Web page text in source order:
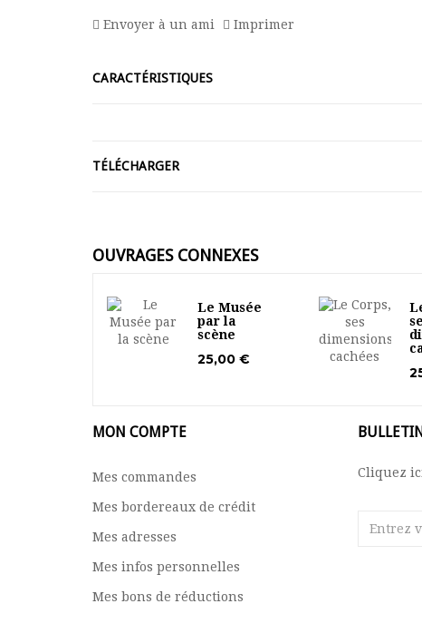
Envoyer à un ami Imprimer
CARACTÉRISTIQUES
TÉLÉCHARGER
OUVRAGES CONNEXES
Le Musée
par la
scène
25,00 €
MON COMPTE
Mes commandes
Mes bordereaux de crédit
Mes adresses
Mes infos personnelles
Mes bons de réductions
Cliquez